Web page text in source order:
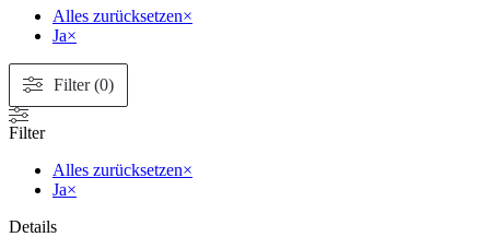
Alles zurücksetzen×
Ja×
Filter (0)
Filter
Alles zurücksetzen×
Ja×
Details